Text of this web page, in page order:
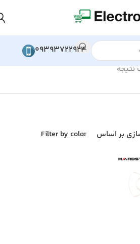
09393722924
نتیجه
بر اساس Filter by color